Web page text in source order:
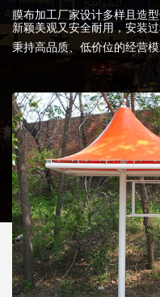
膜布加工厂家设计多样且造
新颖美观又安全耐用，安装
秉持高品质、低价位的经营